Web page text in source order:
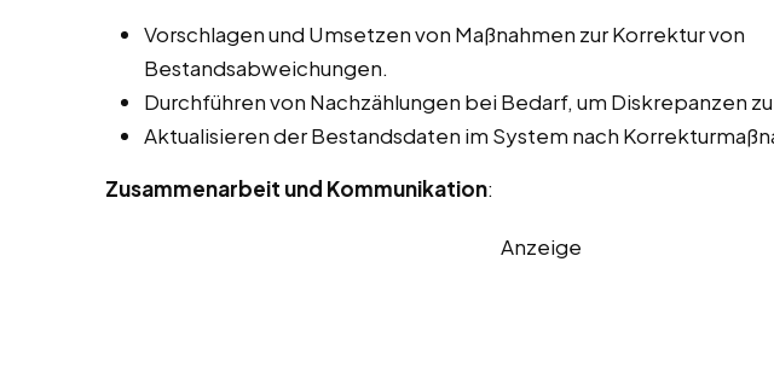
Vorschlagen und Umsetzen von Maßnahmen zur Korrektur von
Bestandsabweichungen.
Durchführen von Nachzählungen bei Bedarf, um Diskrepanzen
Aktualisieren der Bestandsdaten im System nach
Zusammenarbeit und Kommunikation:
Anzeige